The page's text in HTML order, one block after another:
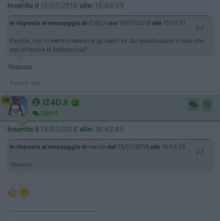
Inserito il 15/07/2018 alle: 16:04:55
In risposta al messaggio di IZ4DJI del 15/07/2018 alle 15:51:31
Perchè, non ci mettno neanche gli oblo? mi dai questo assist e vuoi che
non ci faccia la battutaccia?
Yesssss
Restate sani
19 IZ4DJI
58914
Inserito il 15/07/2018 alle: 16:42:45
In risposta al messaggio di marob del 15/07/2018 alle 16:04:55
Yesssss